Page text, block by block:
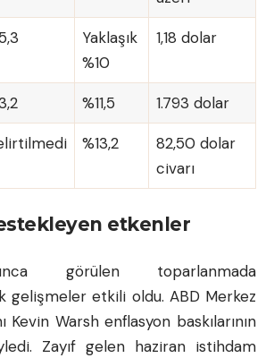
Yaklaşık
%10
1,18 dolar
%11,5 1.793 dolar
%13,2
82,50 dolar
civarı
etkenler
görülen toparlanmada
gelişmeler etkili oldu. ABD Merkez
Kevin Warsh enflasyon baskılarının
Zayıf gelen haziran istihdam